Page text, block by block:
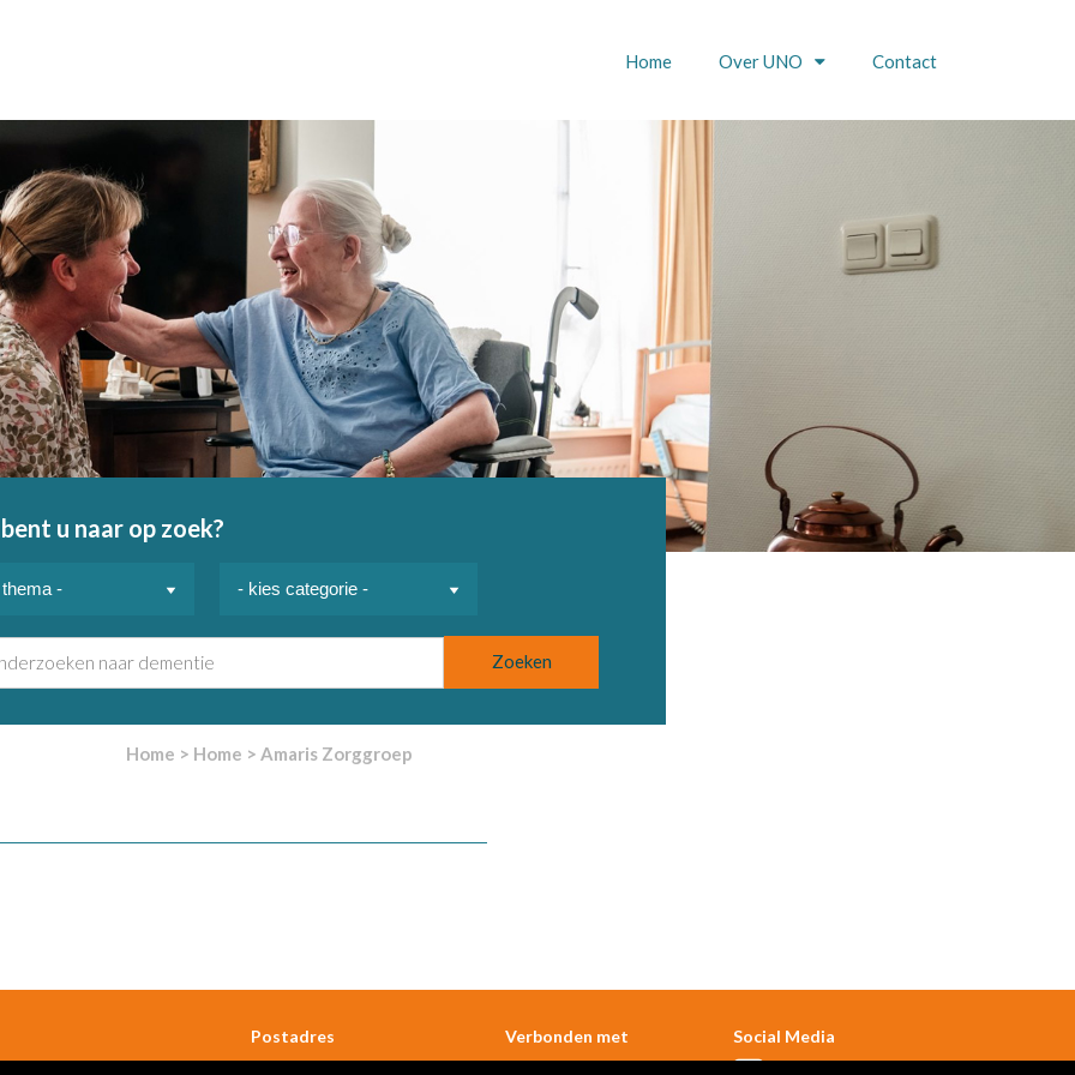
Home Over UNO Contact
u naar op zoek?
Home > Home > Amaris Zorggroep
T 020 444 8374 (alleen op
Postadres
Postbus 7057, 8B-06
Verbonden met Social Media